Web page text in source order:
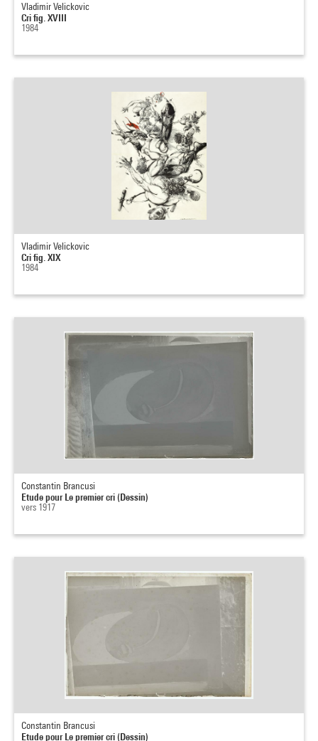
Vladimir Velickovic
Cri fig. XVIII
1984
Vladimir Velickovic
Cri fig. XIX
1984
Constantin Brancusi
Etude pour Le premier cri (Dessin)
vers 1917
Constantin Brancusi
Etude pour Le premier cri (Dessin)